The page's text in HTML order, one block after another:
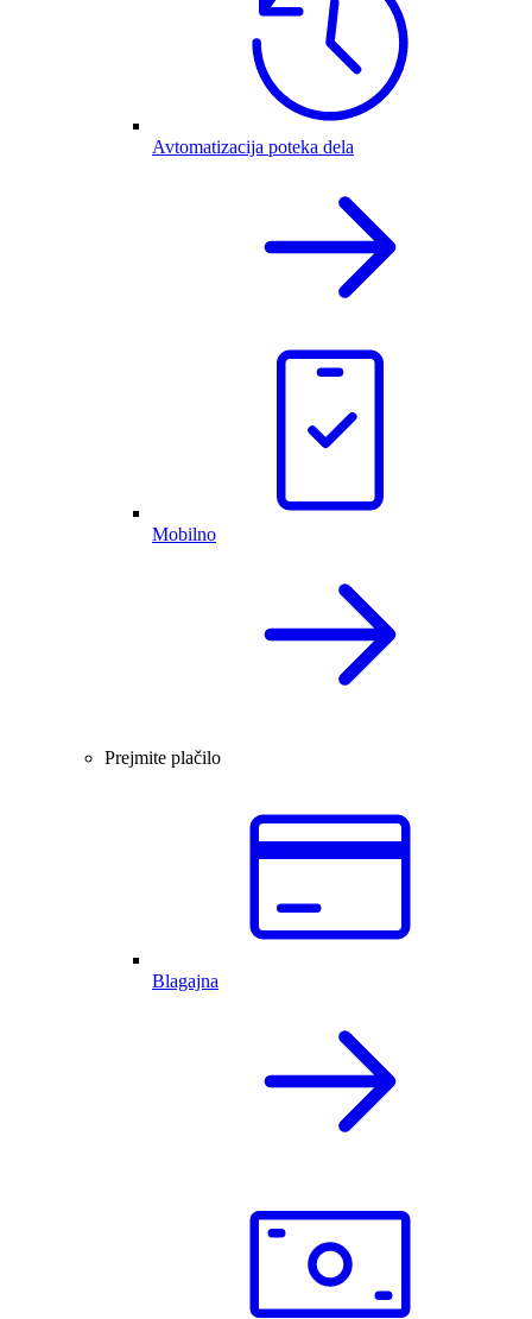
Avtomatizacija poteka dela
Mobilno
Prejmite plačilo
Blagajna